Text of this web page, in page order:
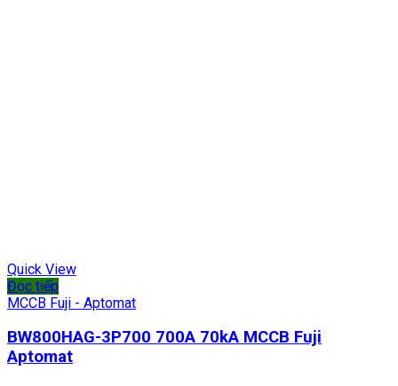
Quick View
Đọc tiếp
MCCB Fuji - Aptomat
BW800HAG-3P700 700A 70kA MCCB Fuji
Aptomat